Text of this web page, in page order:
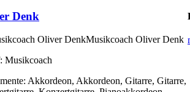
Denk
Musikcoach Oliver Denk
Musikcoach
Akkordeon, Akkordeon, Gitarre, Gitarre,